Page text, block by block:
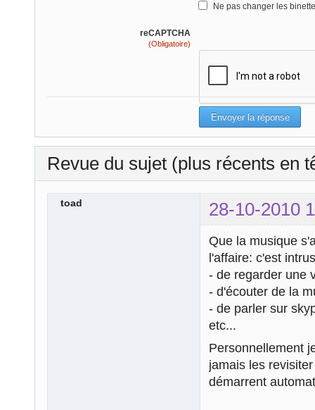
Ne pas changer les
reCAPTCHA
(Obligatoire)
Revue du sujet (plus récents en
toad 28-10-2010
Que la musique
l'affaire: c'est
- de regarder une
- d'écouter de la
- de parler sur
etc...
Personnellement
jamais les
démarrent